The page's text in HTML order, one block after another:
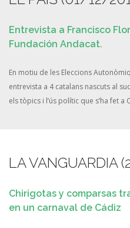
Entrevista a Francisco
Fundación Andacat.
En motiu de les Eleccions
entrevista a 4 catalans nascuts al
els tòpics i l’ús polític que s’ha fet a
LA VANGUARDIA
Chirigotas y comparsas
en un carnaval de Cádiz